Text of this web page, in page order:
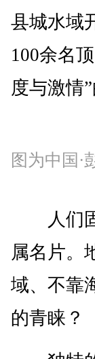
县城水域
100余名
度与激情
图为中国·
人们固
属名片。
域、不靠
的青睐？